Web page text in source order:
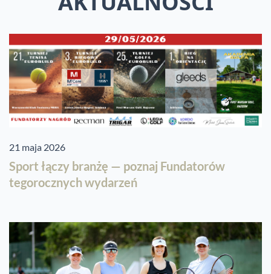
21 maja 2026
Sport łączy branżę — poznaj Fundatorów
tegorocznych wydarzeń